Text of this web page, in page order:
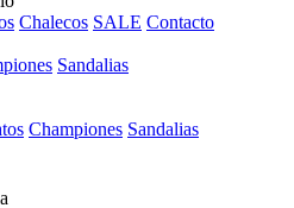
Chalecos SALE Contacto
Sandalias
Championes Sandalias